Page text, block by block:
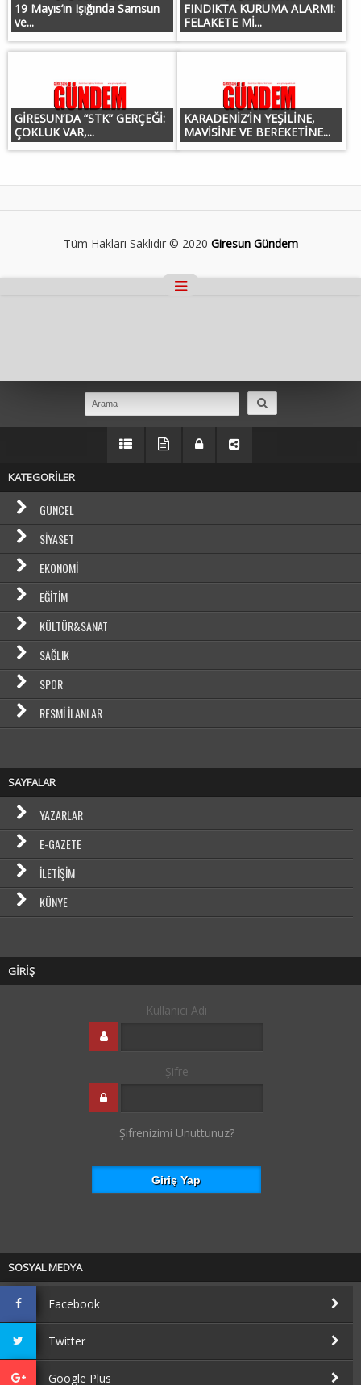
19 Mayıs’ın Işığında Samsun
ve...
FINDIKTA KURUMA ALARMI:
FELAKETE Mİ...
GİRESUN’DA “STK” GERÇEĞİ:
ÇOKLUK VAR,...
KARADENİZ’İN YEŞİLİNE,
MAVİSİNE VE BEREKETİNE...
Tüm Hakları Saklıdır © 2020 Giresun Gündem
KATEGORİLER
GÜNCEL
SIYASET
EKONOMI
EĞITIM
KÜLTÜR&SANAT
SAĞLIK
SPOR
RESMI İLANLAR
SAYFALAR
YAZARLAR
E-GAZETE
İLETIŞIM
KÜNYE
GİRİŞ
Kullanıcı Adı
Şifre
Şifrenizimi Unuttunuz?
SOSYAL MEDYA
Facebook
Twitter
Google Plus